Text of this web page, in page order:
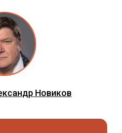
Новиков